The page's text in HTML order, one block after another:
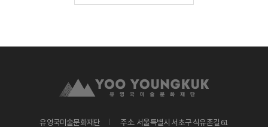
유영국미술문화재단 주소. 서울특별시 서초구 식유촌길 61